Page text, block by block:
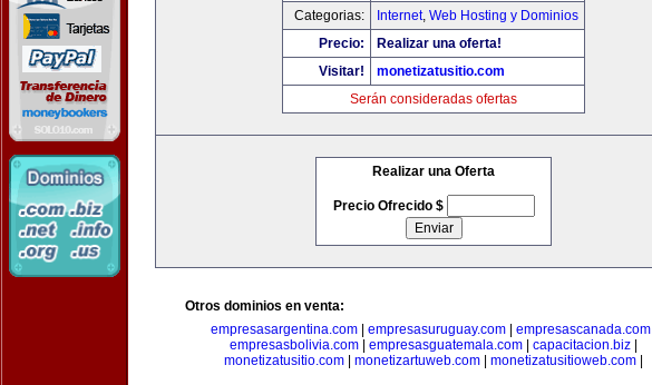
Categorias:
Internet, Web Hosting y Dominios
Precio:
Realizar una oferta!
Visitar!
monetizatusitio.com
Serán consideradas ofertas
Realizar una Oferta
Precio Ofrecido $
Otros dominios en venta:
empresasargentina.com| empresasuruguay.com| empresascanada.com|
empresasbolivia.com
empresasguatemala.com capacitacion.biz
monetizatusitio.com
monetizartuweb.com monetizatusitioweb.com